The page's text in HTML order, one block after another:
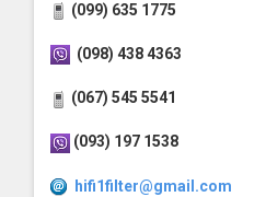
(099) 635 1775
(098) 438 4363
(067) 545 5541
(093) 197 1538
hifi1filter@gmail.com